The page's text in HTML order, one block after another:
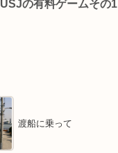
USJの有料ゲームその1
渡船に乗って